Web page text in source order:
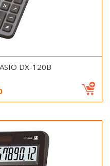
DX-120B